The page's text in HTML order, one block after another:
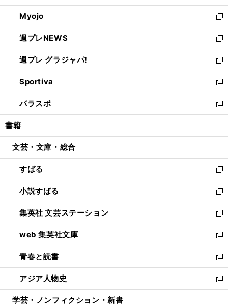
開
く
ウ
で
開
く
ン
ド
ウ
で
開
く
ウ
ィ
ン
ド
ウ
で
開
く
Myojo
新
し
い
ウ
ィ
ン
ド
ウ
で
開
週プレNEWS
新
し
い
ウ
ィ
ン
ド
ウ
開
週プレ グラジャパ!
新
し
い
ウ
ィ
ン
ウ
開
く
Sportiva
新
し
い
ウ
ン
ウ
で
開
く
パラスポ
新
し
ウ
ン
ド
ウ
で
開
く
書籍
文芸・文庫・総合
すばる
新
し
い
ウ
ィ
ン
ド
ウ
で
開
く
小説すばる
新
し
い
ウ
ィ
ン
ド
ウ
で
開
集英社 文芸ステーション
新
し
い
ウ
ィ
ン
ド
ウ
web 集英社文庫
新
し
い
ウ
ィ
ン
青春と読書
新
し
い
ウ
アジア人物史
新
し
学芸・ノンフィクション・新書